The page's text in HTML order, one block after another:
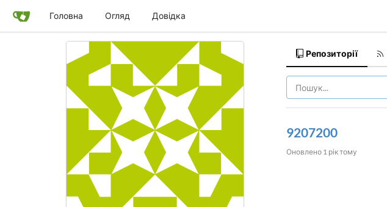
Головна Огляд Довідка
Репозиторії
9207200
Оновлено 1 рік тому